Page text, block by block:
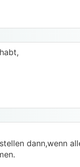
dann,wenn